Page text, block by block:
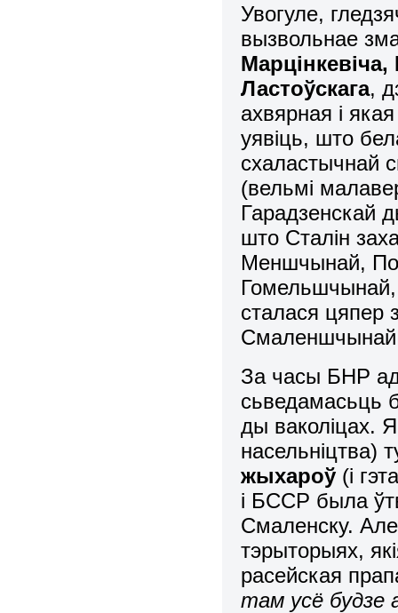
Увогуле,
вызвольнае
Марцінкевіча,
Ластоўскага,
ахвярная і
уявіць, што
схаластычнай
(вельмі
Гарадзенскай
што Сталін
Меншчынай,
сталася цяпер
Смаленшчынай,
За часы БНР
сьведамасьць
ды ваколіцах.
насельніцтва)
жыхароў (і
і БССР была
Смаленску. Але
тэрыторыях,
расейская
там усё будзе